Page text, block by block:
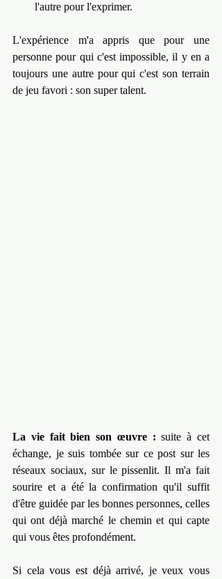
l'autre pour l'exprimer.
L'expérience m'a appris que pour une
personne pour qui c'est impossible, il y en a
toujours une autre pour qui c'est son terrain
de jeu favori : son super talent.
La vie fait bien son œuvre : suite à cet
échange, je suis tombée sur ce post sur les
réseaux sociaux, sur le pissenlit. Il m'a fait
sourire et a été la confirmation qu'il suffit
d'être guidée par les bonnes personnes, celles
qui ont déjà marché le chemin et qui capte
qui vous êtes profondément.
Si cela vous est déjà arrivé, je veux vous